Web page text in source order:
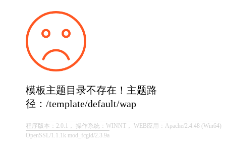
模板主题目录不存在！主题路
径：/template/default/wap
程序版本：2.0.1， 操作系统：WINNT， WEB应用：Apache/2.4.48 (Win64)
OpenSSL/1.1.1k mod_fcgid/2.3.9a